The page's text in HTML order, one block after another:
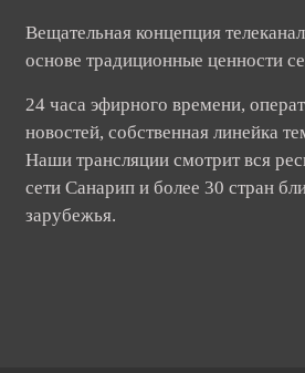
Вещательная концепция
основе традиционные ценности
24 часа эфирного времени,
новостей, собственная линейка
Наши трансляции смотрит вся
сети Санарип и более 30 стран
зарубежья.